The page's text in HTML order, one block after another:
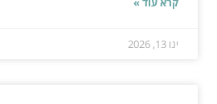
ינו 13, 2026